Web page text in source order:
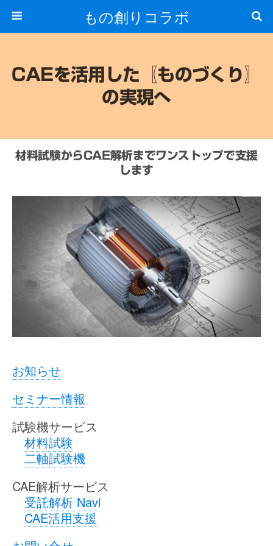
もの創りコラボ
CAEを活用した〖ものづくり〗
の実現へ
材料試験からCAE解析までワンストップで支援
します
お知らせ
セミナー情報
試験機サービス
材料試験
二軸試験機
CAE解析サービス
受託解析 Navi
CAE活用支援